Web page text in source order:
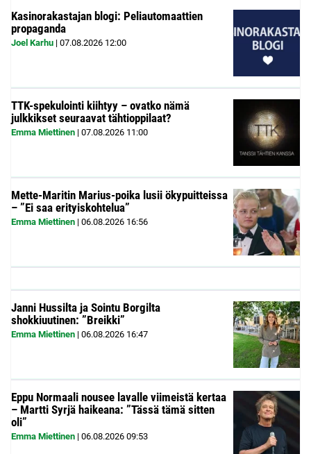
Kasinorakastajan blogi: Peliautomaattien
propaganda
Joel Karhu | 07.08.2026 12:00
TTK-spekulointi kiihtyy – ovatko nämä
julkkikset seuraavat tähtioppilaat?
Emma Miettinen | 07.08.2026 11:00
Mette-Maritin Marius-poika lusii ökypuitteissa
– ”Ei saa erityiskohtelua”
Emma Miettinen | 06.08.2026 16:56
Janni Hussilta ja Sointu Borgilta
shokkiuutinen: ”Breikki”
Emma Miettinen | 06.08.2026 16:47
Eppu Normaali nousee lavalle viimeistä kertaa
– Martti Syrjä haikeana: ”Tässä tämä sitten
oli”
Emma Miettinen | 06.08.2026 09:53